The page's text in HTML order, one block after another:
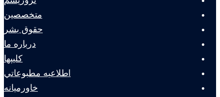
متخصصين
حقوق بشر
درباره ما
كليپها
اطلاعيه مطبوعاتي
خاورميانه